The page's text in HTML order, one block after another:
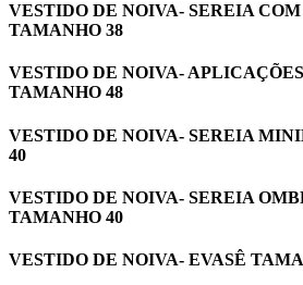
VESTIDO DE NOIVA- SEREIA
TAMANHO 38
VESTIDO DE NOIVA-
TAMANHO 48
VESTIDO DE NOIVA- SEREIA
40
VESTIDO DE NOIVA- SEREIA
TAMANHO 40
VESTIDO DE NOIVA- EVASÊ